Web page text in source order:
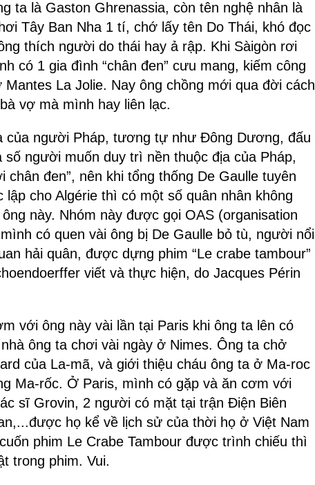
ta là Gaston Ghrenassia, còn tên nghệ nhân là
Tây Ban Nha 1 tí, chớ lấy tên Do Thái, khó đọc
thích người do thái hay ả rập. Khi Sàigòn rơi
có 1 gia đình “chân đen” cưu mang, kiếm công
La Jolie. Nay ông chồng mới qua đời cách
vợ mà mình hay liên lạc.
của người Pháp, tương tự như Đông Dương, đấu
số người muốn duy trì nền thuộc địa của Pháp,
chân đen”, nên khi tổng thống De Gaulle tuyên
lập cho Algérie thì có một số quân nhân không
này. Nhóm này được gọi OAS (organisation
có quen vài ông bị De Gaulle bỏ tù, người nổi
hải quân, được dựng phim “Le crabe tambour”
viết và thực hiện, do Jacques Périn
với ông này vài lần tại Paris khi ông ta lên có
ông ta chơi vài ngày ở Nimes. Ông ta chở
của La-mã, và giới thiệu cháu ông ta ở Ma-roc
Ma-rốc. Ở Paris, mình có gặp và ăn cơm với
sĩ Grovin, 2 người có mặt tại trận Điện Biên
họ kể về lịch sử của thời họ ở Việt Nam
phim Le Crabe Tambour được trình chiếu thì
trong phim. Vui.